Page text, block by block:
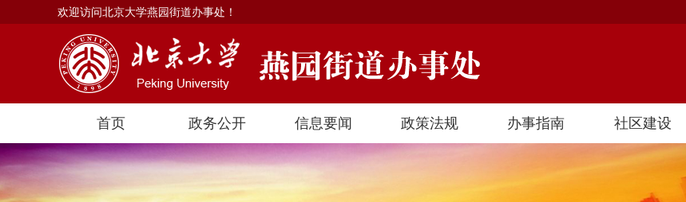
欢迎访问北京大学燕园街道办事处！
首页 政务公开 信息要闻 政策法规 办事指南 社区建设